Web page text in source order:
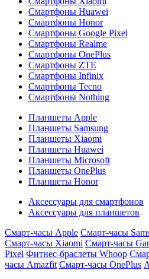
Смартфоны Huawei
Смартфоны Honor
Смартфоны Google Pixel
Смартфоны Realme
Смартфоны OnePlus
Смартфоны ZTE
Смартфоны Infinix
Смартфоны Tecno
Смартфоны Nothing
Планшеты Apple
Планшеты Samsung
Планшеты Xiaomi
Планшеты Huawei
Планшеты Microsoft
Планшеты OnePlus
Планшеты Honor
Аксессуары для смартфонов
Аксессуары для планшетов
Смарт-часы Apple Смарт-часы
Смарт-часы Xiaomi Смарт-часы
Pixel Фитнес-браслеты Whoop
часы Amazfit Смарт-часы OnePlus